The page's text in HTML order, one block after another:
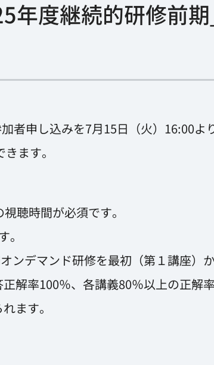
年度継続的研修前
者申し込みを7月15日（火）16:00よ
ます。
聴時間が必須です。
デマンド研修を最初（第１講座）か
率100％、各講義80％以上の正解率
ます。